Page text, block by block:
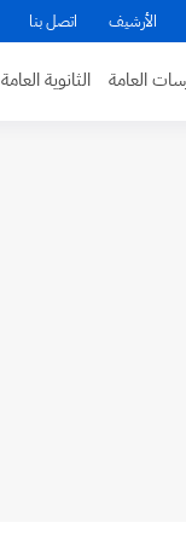
الأرشيف اتصل بنا
العامة الثانوية العامة